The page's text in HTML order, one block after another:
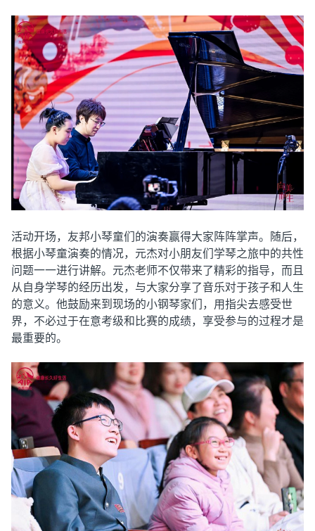
活动开场，友邦小琴童们的演奏赢得大家阵阵掌声。随后，
根据小琴童演奏的情况，元杰对小朋友们学琴之旅中的共性
问题一一进行讲解。元杰老师不仅带来了精彩的指导，而且
从自身学琴的经历出发，与大家分享了音乐对于孩子和人生
的意义。他鼓励来到现场的小钢琴家们，用指尖去感受世
界，不必过于在意考级和比赛的成绩，享受参与的过程才是
最重要的。